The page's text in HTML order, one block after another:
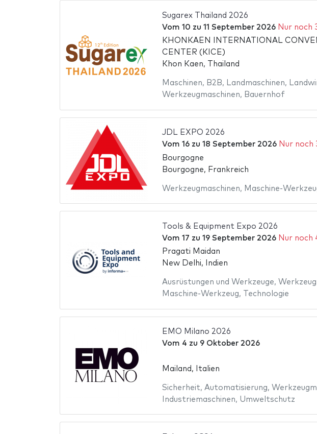
Sugarex Thailand 2026
Vom 10 zu 11 September 2026 Nur noch
KHONKAEN INTERNATIONAL
CENTER (KICE)
Khon Kaen, Thailand
Maschinen, B2B, Landmaschinen,
Werkzeugmaschinen, Bauernhof
JDL EXPO 2026
Vom 16zu 18 September 2026 Nur noch
Bourgogne
Bourgogne, Frankreich
Werkzeugmaschinen, Maschine-
Tools & Equipment Expo 2026
Vom 17 zu 19 September 2026 Nur noch
Pragati Maidan
New Delhi, Indien
Ausrüstungen und Werkzeuge,
Maschine-Werkzeug, Technologie
EMO Milano 2026
Vom 4 zu 9 Oktober 2026
Mailand, Italien
Sicherheit, Automatisierung,
Industriemaschinen, Umweltschutz